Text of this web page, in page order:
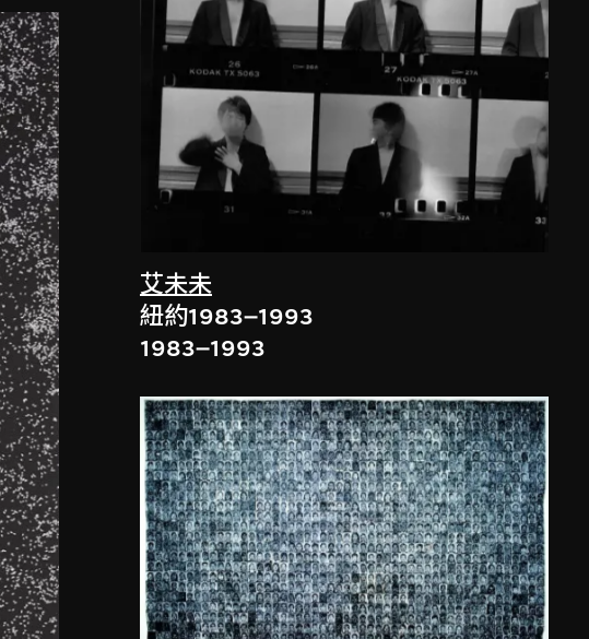
艾未未
紐約1983–1993
1983–1993